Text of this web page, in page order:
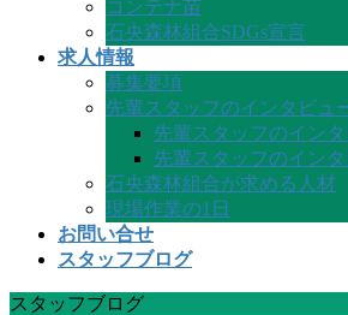
コンテナ苗
石央森林組合SDGs宣言
求人情報
募集要項
先輩スタッフのインタビュ
先輩スタッフのイン
先輩スタッフのイン
石央森林組合が求める人材
現場作業の1日
お問い合せ
スタッフブログ
スタッフブログ